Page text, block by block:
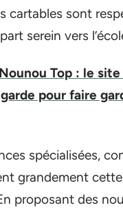
cartables sont
serein vers
Nounou Top : le
pour faire
spécialisées,
grandement cette
proposant des